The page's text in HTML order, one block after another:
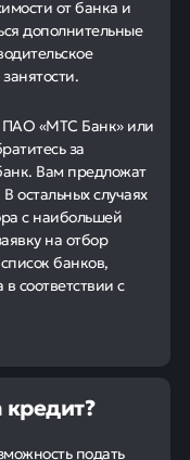
от банка и
дополнительные
ПАО «МТС Банк» или
за
Вам предложат
остальных случаях
с наибольшей
на отбор
банков,
соответствии с
подать